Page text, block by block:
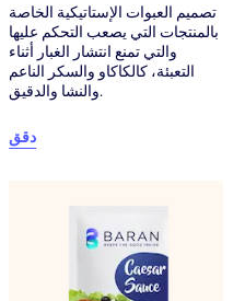
تصميم العبوات الإستاتيكية الخاصة
بالمنتجات التي يصعب التحكم عليها
والتي تمنع انتشار الغبار أثناء
التعبئة، كالكاكاو والسكر الناعم
والنشا والدقيق.
دقق